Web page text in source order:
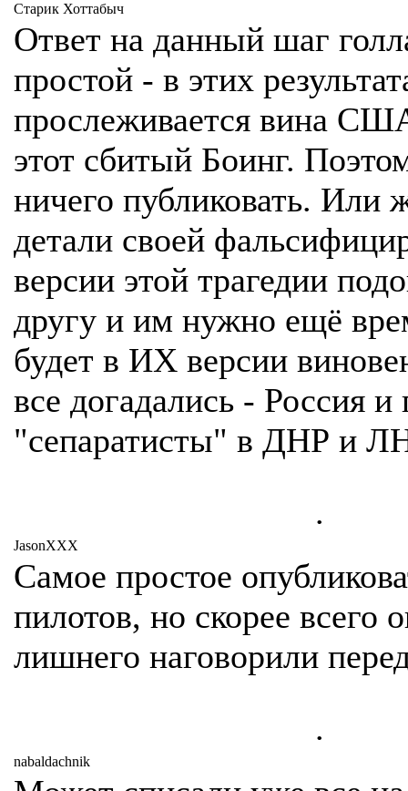
Старик Хоттабыч
Ответ на данный шаг
простой - в этих
прослеживается вина
этот сбитый Боинг.
ничего публиковать. Или
детали своей
версии этой трагедии
другу и им нужно ещё
будет в ИХ версии
все догадались - Россия
"сепаратисты" в ДНР и
.
JasonXXX
Самое простое
пилотов, но скорее всего
лишнего наговорили
.
nabaldachnik